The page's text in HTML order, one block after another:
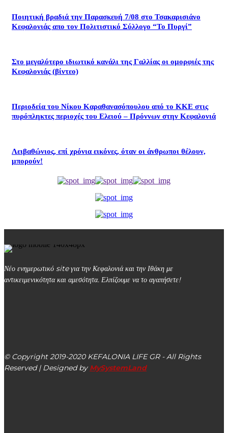
Ποιητική βραδιά την Παρασκευή 7/08 στο Τσακαρισιάνο
Κεφαλονιάς απο τον Πολιτιστικό Σύλλογο “Το Πυργί”
Στο μεγαλύτερο ιδιωτικό κανάλι της Γαλλίας οι ομορφιές της
Κεφαλονιάς (βίντεο)
Περιοδεία του Νίκου Καραθανασόπουλου από το ΚΚΕ στις
πυρόπληκτες περιοχές του Ελειού – Πρόννων στην Κεφαλονιά
Λειβαθώνιος, επί χρόνια εικόνες, όταν οι άνθρωποι θέλουν,
μπορούν!
Νέο ενημερωτικό site για την Κεφαλονιά και την Ιθάκη με
αντικειμενικότητα και αμεσότητα. Ελπίζουμε να το αγαπήσετε!
© Copyright 2019-2020 KEFALONIA LIFE GR - All Rights
Reserved | Designed by MySystemLand